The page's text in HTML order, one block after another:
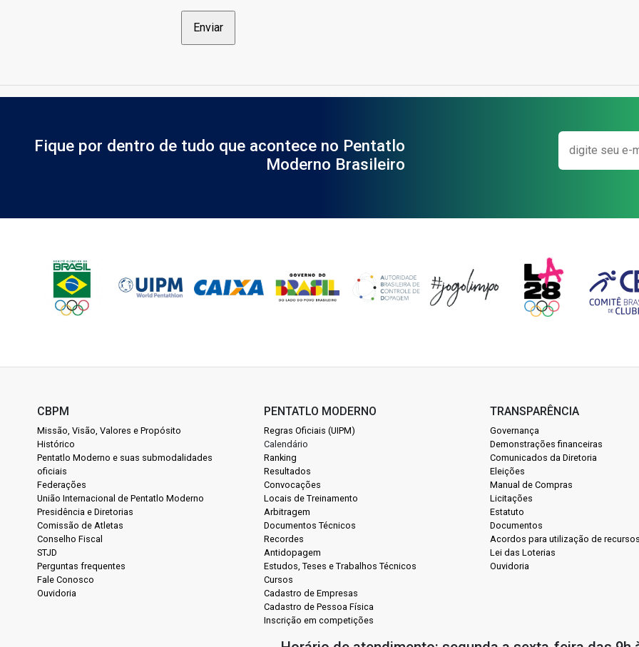
Fique por dentro de tudo que acontece no Pentatlo
Moderno Brasileiro
CBPM
Missão, Visão, Valores e Propósito
Histórico
Pentatlo Moderno e suas submodalidades
oficiais
Federações
União Internacional de Pentatlo Moderno
Presidência e Diretorias
Comissão de Atletas
Conselho Fiscal
STJD
Perguntas frequentes
Fale Conosco
Ouvidoria
PENTATLO MODERNO
Regras Oficiais (UIPM)
Calendário
Ranking
Resultados
Convocações
Locais de Treinamento
Arbitragem
Documentos Técnicos
Recordes
Antidopagem
Estudos, Teses e Trabalhos Técnicos
Cursos
Cadastro de Empresas
Cadastro de Pessoa Física
Inscrição em competições
TRANSPARÊNCIA
Governança
Demonstrações financeiras
Comunicados da Diretoria
Eleições
Manual de Compras
Licitações
Estatuto
Documentos
Acordos para utilização de
Lei das Loterias
Ouvidoria